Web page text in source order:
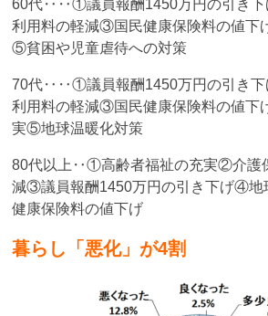
60代‥‥①議員報酬1450万円の引き下
利用料の軽減③国民健康保険料の値下
⑤貧困や児童虐待への対策
70代‥‥①議員報酬1450万円の引き下
利用料の軽減③国民健康保険料の値下
実⑤地球温暖化対策
80代以上‥①高齢者福祉の充実②介護
減③議員報酬1450万円の引き下げ④
健康保険料の値下げ
暮らし「悪化」が4割